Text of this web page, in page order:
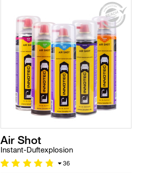
Air Shot
Instant-Duftexplosion
36